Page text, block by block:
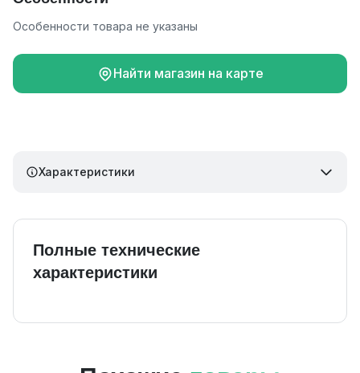
Особенности товара не указаны
Найти магазин на карте
Характеристики
Полные технические
характеристики